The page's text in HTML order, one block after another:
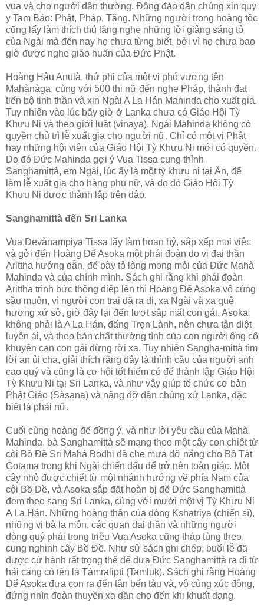
vua và cho người dân thường. Ðông đảo dân chúng xin quy
y Tam Bảo: Phật, Pháp, Tăng. Những người trong hoàng tộc
cũng lấy làm thích thú lắng nghe những lời giảng sáng tỏ
của Ngài mà đến nay họ chưa từng biết, bởi vì họ chưa bao
giờ được nghe giáo huấn của Ðức Phật.
Hoàng Hậu Anulà, thứ phi của một vị phó vương tên
Mahànàga, cùng với 500 thị nữ đến nghe Pháp, thành đạt
tiến bộ tinh thần và xin Ngài A La Hán Mahinda cho xuất gia.
Tuy nhiên vào lúc bấy giờ ở Lanka chưa có Giáo Hội Tỳ
Khưu Ni và theo giới luật (vinaya), Ngài Mahinda không có
quyền chủ trì lễ xuất gia cho người nữ. Chỉ có một vị Phật
hay những hội viên của Giáo Hội Tỳ Khưu Ni mới có quyền.
Do đó Ðức Mahinda gợi ý Vua Tissa cung thỉnh
Sanghamittà, em Ngài, lúc ấy là một tỳ khưu ni tại Ấn, để
làm lễ xuất gia cho hàng phụ nữ, và do đó Giáo Hội Tỳ
Khưu Ni được thành lập trên đảo.
Sanghamittà đến Sri Lanka
Vua Devànampiya Tissa lấy làm hoan hỷ, sắp xếp mọi việc
và gởi đến Hoàng Ðế Asoka một phái đoàn do vị đại thần
Arittha hướng dẫn, để bày tỏ lòng mong mỏi của Ðức Mahà
Mahinda và của chính mình. Sách ghi rằng khi phái đoàn
Arittha trình bức thông điệp lên thì Hoàng Ðế Asoka vô cùng
sầu muộn, vì người con trai đã ra đi, xa Ngài và xa quê
hương xứ sở, giờ đây lại đến lượt sắp mất con gái. Asoka
không phải là A La Hán, đấng Trọn Lành, nên chưa tận diệt
luyến ái, và theo bản chất thường tình của con người ông cố
khuyên can con gái đừng rời xa. Tuy nhiên Sangha-mittà tìm
lời an ủi cha, giải thích rằng đây là thỉnh cầu của người anh
cao quý và cũng là cơ hội tốt hiếm có để thành lập Giáo Hội
Tỳ Khưu Ni tại Sri Lanka, và như vậy giúp tổ chức cơ bản
Phật Giáo (Sàsana) và nâng đỡ dân chúng xứ Lanka, đặc
biệt là phái nữ.
Cuối cùng hoàng đế đồng ý, và như lời yêu cầu của Mahà
Mahinda, bà Sanghamittà sẽ mang theo một cây con chiết từ
cội Bồ Ðề Sri Mahà Bodhi đã che mưa đỡ nắng cho Bồ Tát
Gotama trong khi Ngài chiến đấu để trở nên toàn giác. Một
cây nhỏ được chiết từ một nhánh hướng về phía Nam của
cội Bồ Ðề, và Asoka sắp đặt hoàn bị để Ðức Sanghamittà
đem theo sang Sri Lanka, cùng với mười một vị Tỳ Khưu Ni
A La Hán. Những hoàng thân của dòng Kshatriya (chiến sĩ),
những vị bà la môn, các quan đại thần và những người
dòng quý phái trong triều Vua Asoka cũng tháp tùng theo,
cung nghinh cây Bồ Ðề. Như sử sách ghi chép, buổi lễ đã
được cử hành rất trọng thể để đưa Ðức Sanghamittà ra đi từ
hải cảng có tên là Tàmralipti (Tamluk). Sách ghi rằng Hoàng
Ðế Asoka đưa con ra đến tận bến tàu và, vô cùng xúc động,
đứng nhìn đoàn thuyền xa dần cho đến khi khuất dạng.